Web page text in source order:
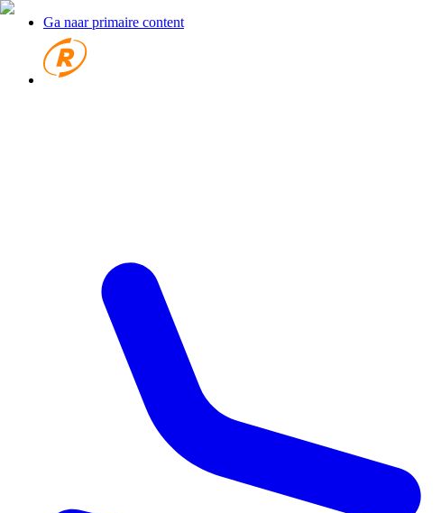
Ga naar primaire content